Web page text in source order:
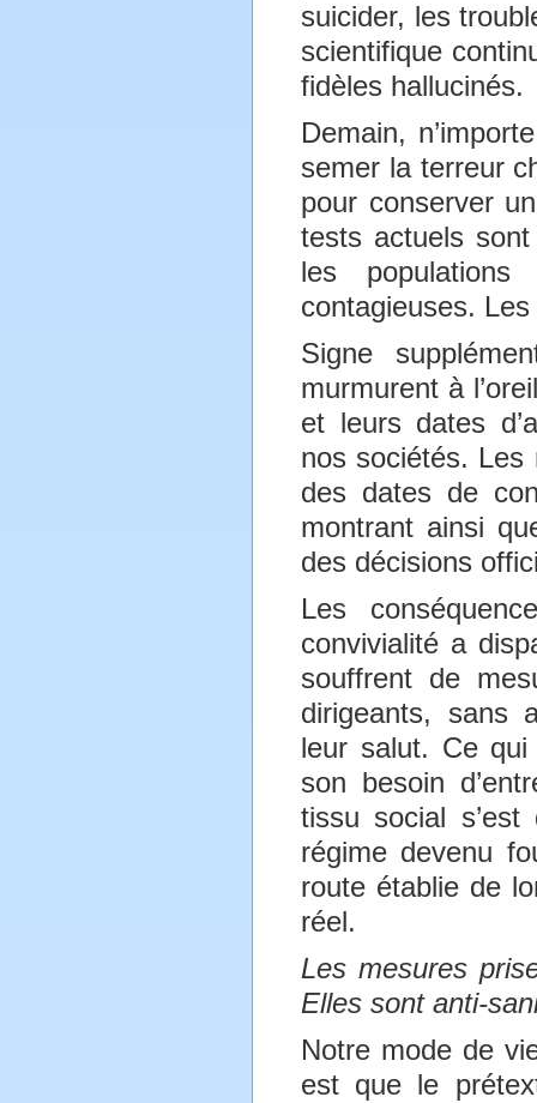
suicider, les
scientifique
fidèles hallucinés.
Demain,
semer la terreur
pour conserver
tests actuels
les
contagieuses.
Signe
murmurent à
et leurs dates
nos sociétés. Les
des dates de
montrant ainsi
des décisions
Les
convivialité a
souffrent de
dirigeants, sans
leur salut. Ce
son besoin
tissu social
régime devenu
route établie de
réel.
Les mesures
Elles sont anti-
Notre mode de
est que le